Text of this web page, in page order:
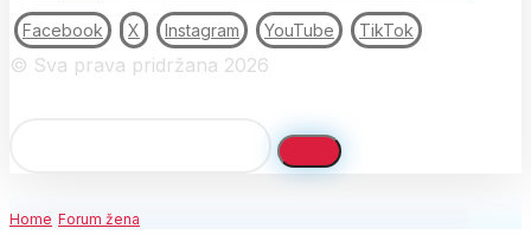
Facebook X Instagram YouTube TikTok
© Sva prava pridržana 2026
Home Forum žena